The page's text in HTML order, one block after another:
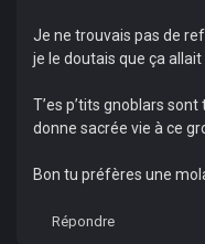
Je ne trouvais pas de
je le doutais que ça allait
T’es p’tits gnoblars
donne sacrée vie à ce
Bon tu préfères une
Répondre